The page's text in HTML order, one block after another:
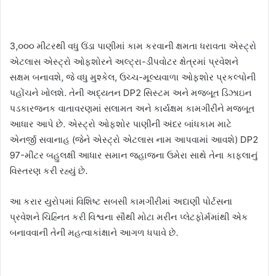
3,૦૦૦ મીટરથી વધુ ઉંડા પાણીમાં કામ કરવાની ક્ષમતા ધરાવતા એસ્ટ્રો
એટલાસ એસ્ટ્રો ઓફશોરને અલ્ટ્રા-ડીપવોટર ક્ષેત્રમાં પ્રવેશને
સક્ષમ બનાવશે, જે વધુ મુશ્કેલ, ઉચ્ચ-મૂલ્યવાળા ઓફશોર પ્રકલ્પોની
પહોંચને ખોલશે. તેની અદ્યતન DP2 સિસ્ટમ અને મજબૂત ડિઝાઇન
પડકારજનક વાતાવરણમાં સલામત અને કાર્યક્ષમ કામગીરીને મજબૂત
આધાર આપે છે. એસ્ટ્રો ઓફશોર પાણીની અંદર બાંધકામ માટે
એનર્જી સવાનાહ (જેને એસ્ટ્રો એટલાસ નામ આપવામાં આવશે) DP2
97-મીટર બહુલક્ષી આધાર સમાન જહાજના ઉમેરા સાથે તેના કાફલાનું
વિસ્તરણ કરી રહ્યું છે.
આ કરાર યુરોપમાં વિશિષ્ટ સબસી કામગીરીમાં અદાણી પોર્ટસના
પ્રવેશને ચિહ્નિત કરી વિશ્વના સૌથી મોટા મરીન પ્લેટફોર્મમાંથી એક
બનાવવાની તેની મહત્વાકાંક્ષાને આગળ ધપાવે છે.